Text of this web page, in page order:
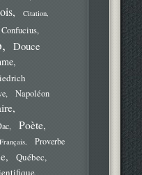
Citation
Confucius
Douce
Napoléon
Poète
Proverbe
Québec